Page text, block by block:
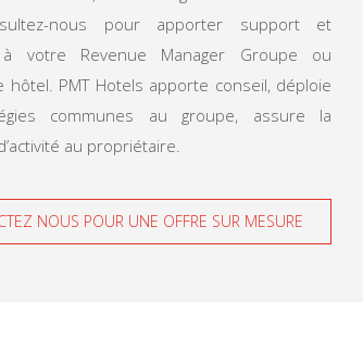
nous pour apporter support et
votre Revenue Manager Groupe ou
hôtel. PMT Hotels apporte conseil, déploie
communes au groupe, assure la
au propriétaire.
NOUS POUR UNE OFFRE SUR MESURE